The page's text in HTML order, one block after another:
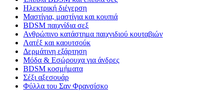
Ηλεκτρική διέγερση
Μαστίγια, μαστίγια και κουπιά
BDSM παιχνίδια σεξ
Ανθρώπινο κατάστημα παιχνιδιού κουταβιών
Λατέξ και καουτσούκ
Δερμάτινη εξάρτηση
Μόδα & Εσώρουχα για άνδρες
BDSM κοσμήματα
Σέξι αξεσουάρ
Φύλλα του Σαν Φρανσίσκο